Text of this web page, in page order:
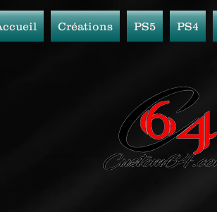
Créations PS5 PS4